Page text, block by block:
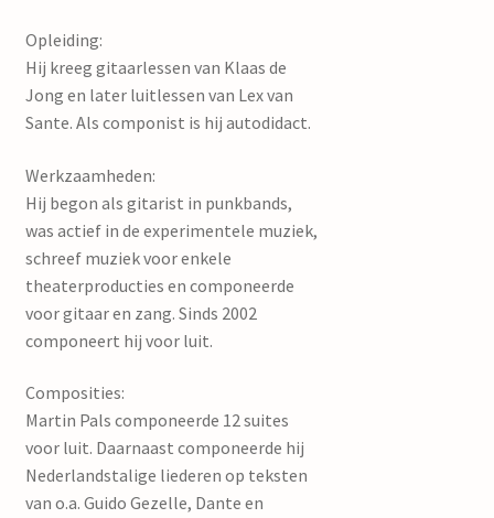
mijn account
Opleiding:
Hij kreeg gitaarlessen van Klaas de
Jong en later luitlessen van Lex van
Sante. Als componist is hij autodidact.
Werkzaamheden:
Hij begon als gitarist in punkbands,
was actief in de experimentele muziek,
schreef muziek voor enkele
theaterproducties en componeerde
voor gitaar en zang. Sinds 2002
componeert hij voor luit.
Composities:
Martin Pals componeerde 12 suites
voor luit. Daarnaast componeerde hij
Nederlandstalige liederen op teksten
van o.a. Guido Gezelle, Dante en